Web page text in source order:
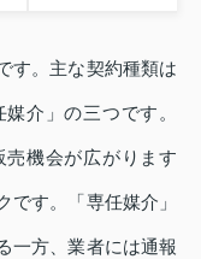
す。主な契約種類は
介」の三つです。
売機会が広がります
す。「専任媒介」
一方、業者には通報